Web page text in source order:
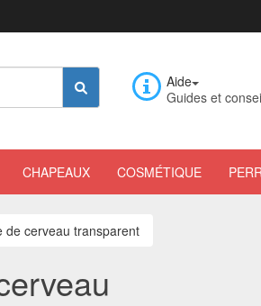
Aide
Guides et
CHAPEAUX COSMÉTIQUE
de cerveau transparent